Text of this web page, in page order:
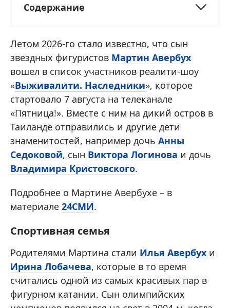
Содержание
Летом 2026-го стало известно, что сын
звездных фигуристов Мартин Авербух
вошел в список участников реалити-шоу
«Выживалити. Наследники», которое
стартовало 7 августа на телеканале
«Пятница!». Вместе с ним на дикий остров в
Таиланде отправились и другие дети
знаменитостей, например дочь Анны
Седоковой, сын Виктора Логинова и дочь
Владимира Кристовского.
Подробнее о Мартине Авербухе – в
материале 24СМИ.
Спортивная семья
Родителями Мартина стали Илья Авербух и
Ирина Лобачева, которые в то время
считались одной из самых красивых пар в
фигурном катании. Сын олимпийских